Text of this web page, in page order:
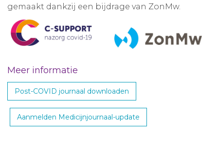
gemaakt dankzij een bijdrage van ZonMw.
Meer informatie
Post-COVID journaal downloaden
Aanmelden Medicijnjournaal-update